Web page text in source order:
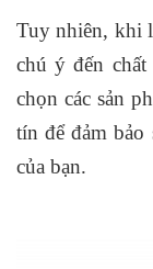
Tuy nhiên, khi
chú ý đến
chọn các sản
tín để đảm bảo
của bạn.